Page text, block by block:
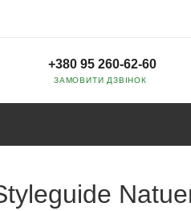
+380 95 260-62-60
ЗАМОВИТИ ДЗВІНОК